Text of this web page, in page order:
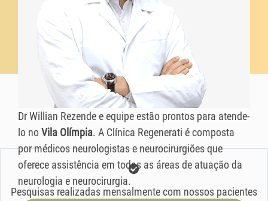
Dr Willian Rezende e equipe estão prontos para atende-
lo noVila Olímpia. A Clínica Regenerati é composta
por médicos neurologistas e neurocirurgiões que
oferece assistência em todas as áreas de atuação da
neurologia e neurocirurgia.
Pesquisas realizadas mensalmente com nossos pacientes